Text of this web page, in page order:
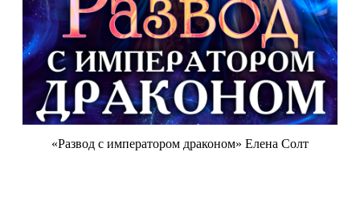
«Развод с императором драконом» Елена Солт